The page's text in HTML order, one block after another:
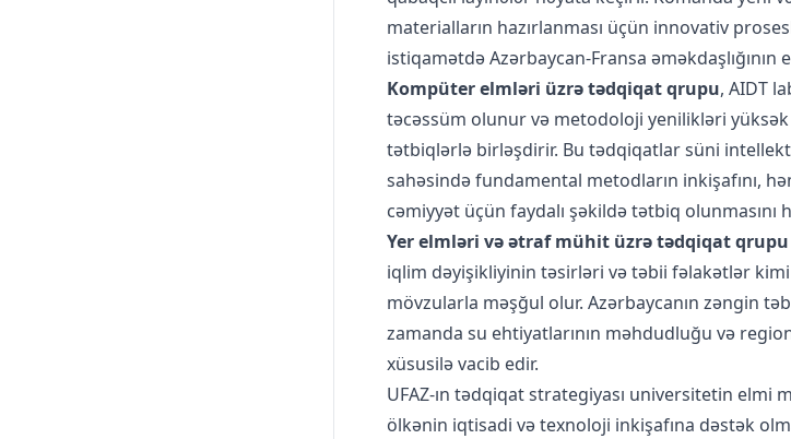
materialların hazırlanması üçün innovativ
istiqamətdə Azərbaycan-Fransa əməkdaşlığının
Kompüter elmləri üzrə tədqiqat qrupu, AIDT
təcəssüm olunur və metodoloji yenilikləri
tətbiqlərlə birləşdirir. Bu tədqiqatlar süni intellekt
sahəsində fundamental metodların inkişafını,
cəmiyyət üçün faydalı şəkildə tətbiq olunmasını
Yer elmləri və ətraf mühit üzrə tədqiqat qrupu
iqlim dəyişikliyinin təsirləri və təbii fəlakətlər
mövzularla məşğul olur. Azərbaycanın zəngin
zamanda su ehtiyatlarının məhdudluğu və
xüsusilə vacib edir.
UFAZ-ın tədqiqat strategiyası universitetin elmi
ölkənin iqtisadi və texnoloji inkişafına dəstək